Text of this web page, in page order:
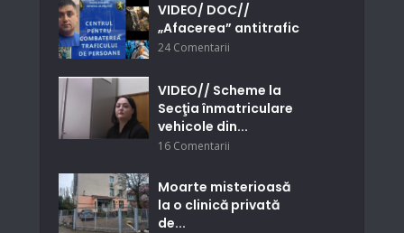
VIDEO/ DOC//
„Afacerea” antitrafic
24 Comentarii
VIDEO// Scheme la
Secţia înmatriculare
vehicole din...
16 Comentarii
Moarte misterioasă
la o clinică privată
de...